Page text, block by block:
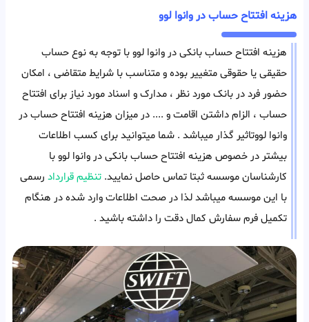
هزینه افتتاح حساب در وانوا لوو
هزینه افتتاح حساب بانکی در وانوا لوو با توجه به نوع حساب
حقیقی یا حقوقی متغییر بوده و متناسب با شرایط متقاضی ، امکان
حضور فرد در بانک مورد نظر ، مدارک و اسناد مورد نیاز برای افتتاح
حساب ، الزام داشتن اقامت و .... در میزان هزینه افتتاح حساب در
وانوا لووتاثیر گذار میباشد . شما میتوانید برای کسب اطلاعات
بیشتر در خصوص هزینه افتتاح حساب بانکی در وانوا لوو با
کارشناسان موسسه ثبتا تماس حاصل نمایید. تنظیم قرارداد رسمی
با این موسسه میباشد لذا در صحت اطلاعات وارد شده در هنگام
تکمیل فرم سفارش کمال دقت را داشته باشید .